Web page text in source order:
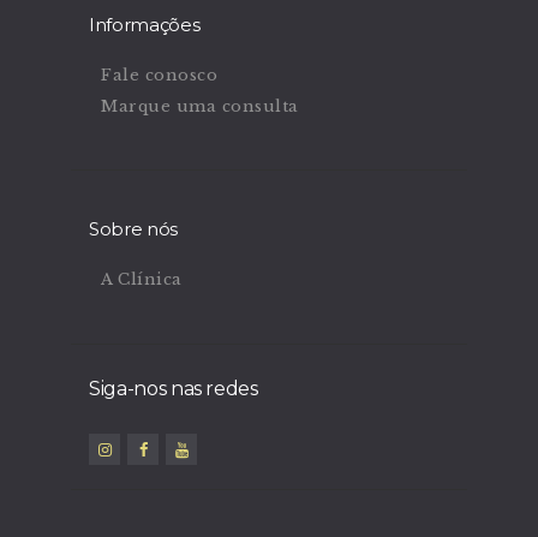
Informações
Fale conosco
Marque uma consulta
Sobre nós
A Clínica
Siga-nos nas redes